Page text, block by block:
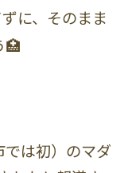
に、そのまま
🏥
は初）のマダ